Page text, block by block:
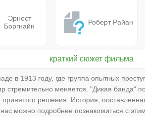
Эрнест
Боргнайн
Роберт Райан
краткий сюжет фильма
в 1913 году, где группа опытных
стремительно меняется. "Дикая банда"
решения. История,
можно подробнее познакомиться с